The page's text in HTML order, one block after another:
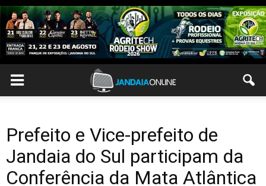
Prefeito e Vice-prefeito de
Jandaia do Sul participam da
Conferência da Mata Atlântica